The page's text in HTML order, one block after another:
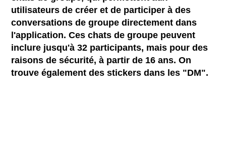
utilisateurs de créer et de participer à des
conversations de groupe directement dans
l'application. Ces chats de groupe peuvent
inclure jusqu'à 32 participants, mais pour des
raisons de sécurité, à partir de 16 ans. On
trouve également des stickers dans les "DM".